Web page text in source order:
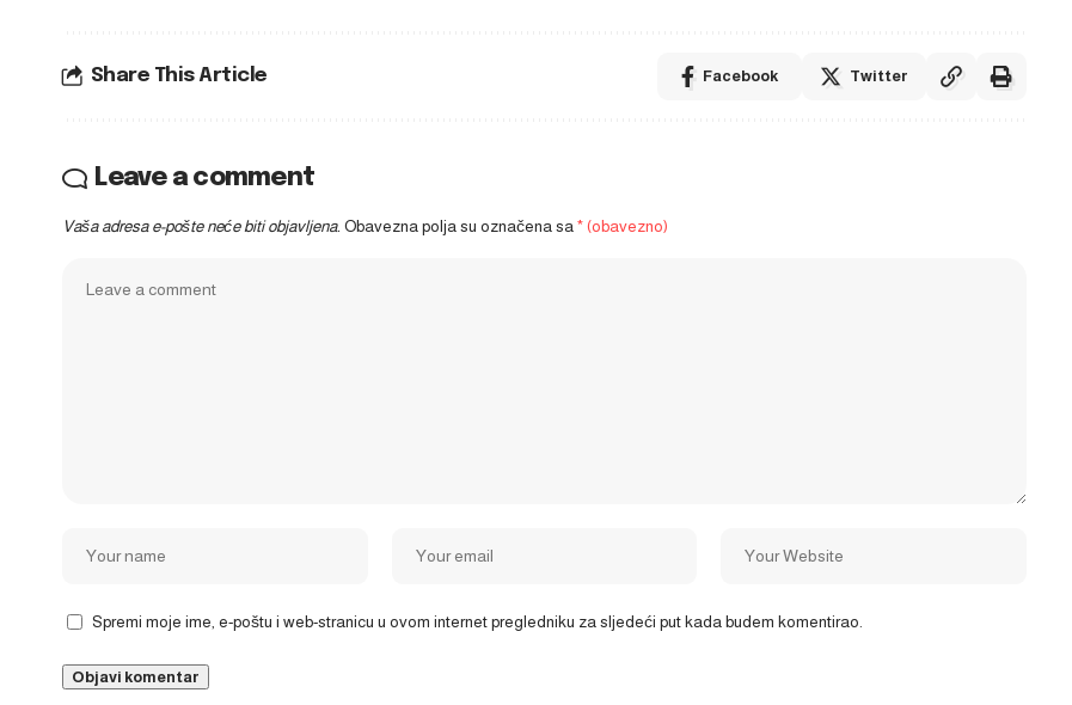
Share This Article Facebook Twitter
Leave a comment
Vaša adresa e-pošte neće biti objavljena. Obavezna polja su označena sa * (obavezno)
Spremi moje ime, e-poštu i web-stranicu u ovom internet pregledniku za sljedeći put kada budem komentirao.